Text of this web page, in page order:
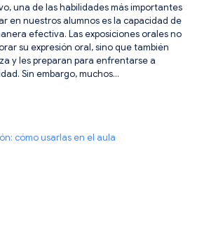
una de las habilidades más importantes
en nuestros alumnos es la capacidad de
efectiva. Las exposiciones orales no
su expresión oral, sino que también
y les preparan para enfrentarse a
Sin embargo, muchos…